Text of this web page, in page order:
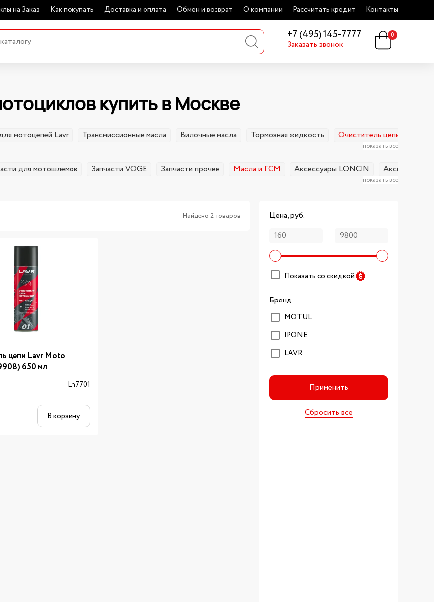
на Заказ Как покупать Доставка и оплата Обмен и возврат О компании Рассчитать кредит Контакты
+7 (495) 145-7777
Заказать звонок
0
купить в Москве
показать все
мотоцепей Lavr Трансмиссионные масла Вилочные масла Тормозная жидкость Очиститель цепи
показать все
для мотошлемов Запчасти VOGE Запчасти прочее Масла и ГСМ Аксессуары LONCIN Аксессуары
Найдено 2 товаров
цепи Lavr Moto
650 мл
Ln7701
В корзину
Цена, руб.
Показать со скидкой
Бренд
MOTUL
IPONE
LAVR
Применить
Сбросить все